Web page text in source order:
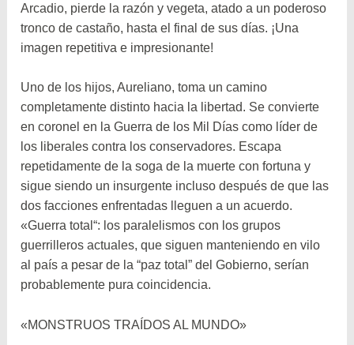
Arcadio, pierde la razón y vegeta, atado a un poderoso
tronco de castaño, hasta el final de sus días. ¡Una
imagen repetitiva e impresionante!
Uno de los hijos, Aureliano, toma un camino
completamente distinto hacia la libertad. Se convierte
en coronel en la Guerra de los Mil Días como líder de
los liberales contra los conservadores. Escapa
repetidamente de la soga de la muerte con fortuna y
sigue siendo un insurgente incluso después de que las
dos facciones enfrentadas lleguen a un acuerdo.
«Guerra total“: los paralelismos con los grupos
guerrilleros actuales, que siguen manteniendo en vilo
al país a pesar de la “paz total” del Gobierno, serían
probablemente pura coincidencia.
«MONSTRUOS TRAÍDOS AL MUNDO»